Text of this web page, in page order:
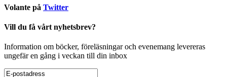
Volante på Twitter
Vill du få vårt nyhetsbrev?
Information om böcker, föreläsningar och evenemang levereras
ungefär en gång i veckan till din inbox